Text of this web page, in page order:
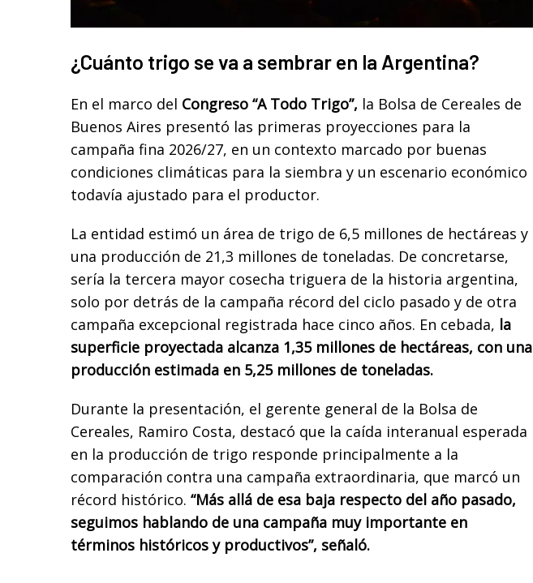
¿Cuánto trigo se va a sembrar en la Argentina?
En el marco del Congreso “A Todo Trigo”, la Bolsa de Cereales de
Buenos Aires presentó las primeras proyecciones para la
campaña fina 2026/27, en un contexto marcado por buenas
condiciones climáticas para la siembra y un escenario económico
todavía ajustado para el productor.
La entidad estimó un área de trigo de 6,5 millones de hectáreas y
una producción de 21,3 millones de toneladas. De concretarse,
sería la tercera mayor cosecha triguera de la historia argentina,
solo por detrás de la campaña récord del ciclo pasado y de otra
campaña excepcional registrada hace cinco años. En cebada, la
superficie proyectada alcanza 1,35 millones de hectáreas, con una
producción estimada en 5,25 millones de toneladas.
Durante la presentación, el gerente general de la Bolsa de
Cereales, Ramiro Costa, destacó que la caída interanual esperada
en la producción de trigo responde principalmente a la
comparación contra una campaña extraordinaria, que marcó un
récord histórico. “Más allá de esa baja respecto del año pasado,
seguimos hablando de una campaña muy importante en
términos históricos y productivos”, señaló.